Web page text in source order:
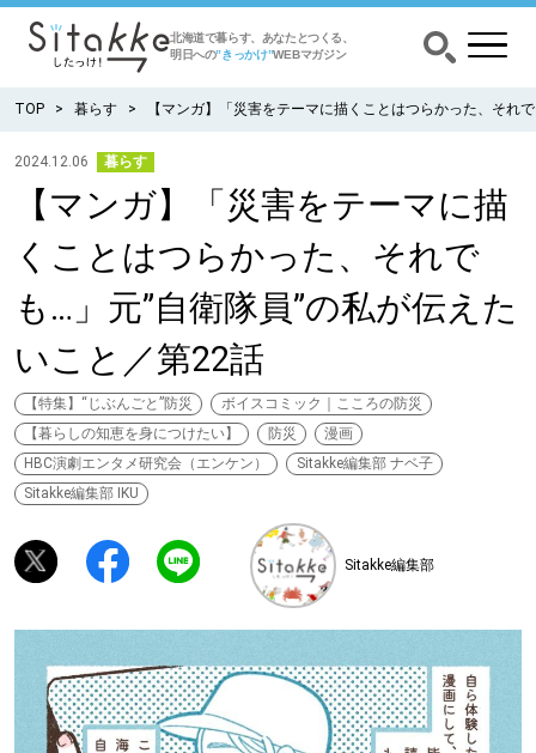
北海道で暮らす、あなたとつくる、
明日への”きっかけ”WEBマガジン
CATEGORY カテゴリー
食べる
暮らす
みがく
ゆるむ
SitakkeTV
TOP 暮らす 【マンガ】「災害をテーマに描くことはつらかった、それ
2024.12.06 暮らす
【マンガ】「災害をテーマに描
くことはつらかった、それで
も…」元”自衛隊員”の私が伝えた
いこと／第22話
【特集】“じぶんごと”防災
ボイスコミック｜こころの防災
【暮らしの知恵を身につけたい】
防災
漫画
HBC演劇エンタメ研究会（エンケン）
Sitakke編集部 ナベ子
Sitakke編集部 IKU
Sitakke編集部